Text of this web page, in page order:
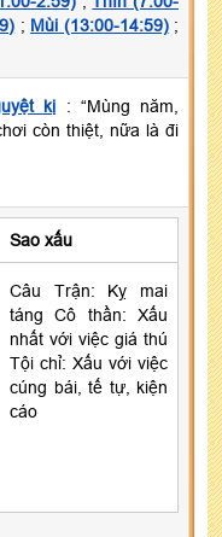
; Mùi (13:00-14:59);
kị : “Mùng năm,
còn thiệt, nữa là đi
Sao xấu
Câu Trận: Kỵ mai
táng Cô thần: Xấu
nhất với việc giá thú
Tội chỉ: Xấu với việc
cúng bái, tế tự, kiện
cáo